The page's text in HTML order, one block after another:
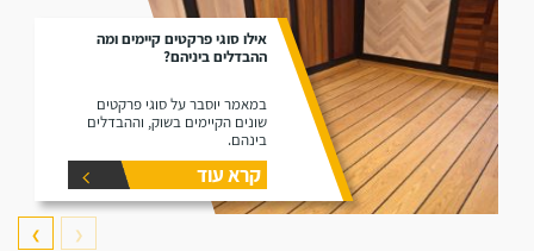
אילו סוגי פרקטים קיימים ומה
ההבדלים ביניהם?
במאמר יוסבר על סוגי פרקטים
שונים הקיימים בשוק, וההבדלים
בינהם.
קרא עוד
❮
❯